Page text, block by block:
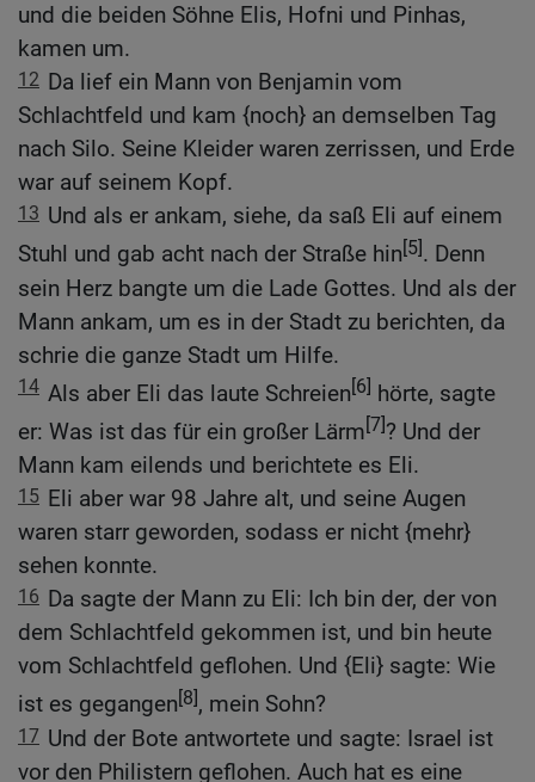
und die beiden Söhne Elis, Hofni und Pinhas,
kamen um.
12 Da lief ein Mann von Benjamin vom
Schlachtfeld und kam {noch} an demselben Tag
nach Silo. Seine Kleider waren zerrissen, und Erde
war auf seinem Kopf.
13 Und als er ankam, siehe, da saß Eli auf einem
Stuhl und gab acht nach der Straße hin[5]. Denn
sein Herz bangte um die Lade Gottes. Und als der
Mann ankam, um es in der Stadt zu berichten, da
schrie die ganze Stadt um Hilfe.
14 Als aber Eli das laute Schreien[6] hörte, sagte
er: Was ist das für ein großer Lärm[7]? Und der
Mann kam eilends und berichtete es Eli.
15 Eli aber war 98 Jahre alt, und seine Augen
waren starr geworden, sodass er nicht {mehr}
sehen konnte.
16 Da sagte der Mann zu Eli: Ich bin der, der von
dem Schlachtfeld gekommen ist, und bin heute
vom Schlachtfeld geflohen. Und {Eli} sagte: Wie
ist es gegangen[8], mein Sohn?
17 Und der Bote antwortete und sagte: Israel ist
vor den Philistern geflohen. Auch hat es eine